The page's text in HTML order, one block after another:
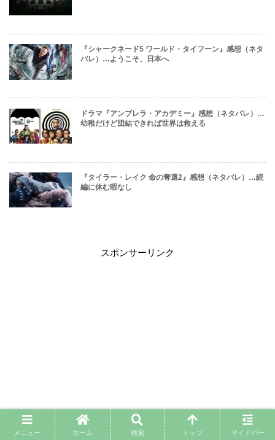
『シャークネード5 ワールド・タイフーン』感想（ネタ
バレ）…ようこそ、日本へ
ドラマ『アンブレラ・アカデミー』感想（ネタバレ）…
幼稚だけど団結できれば世界は救える
『タイラー・レイク 命の奪還2』感想（ネタバレ）…続
編に休む暇なし
スポンサーリンク
メニュー ホーム 検索 トップ サイドバー